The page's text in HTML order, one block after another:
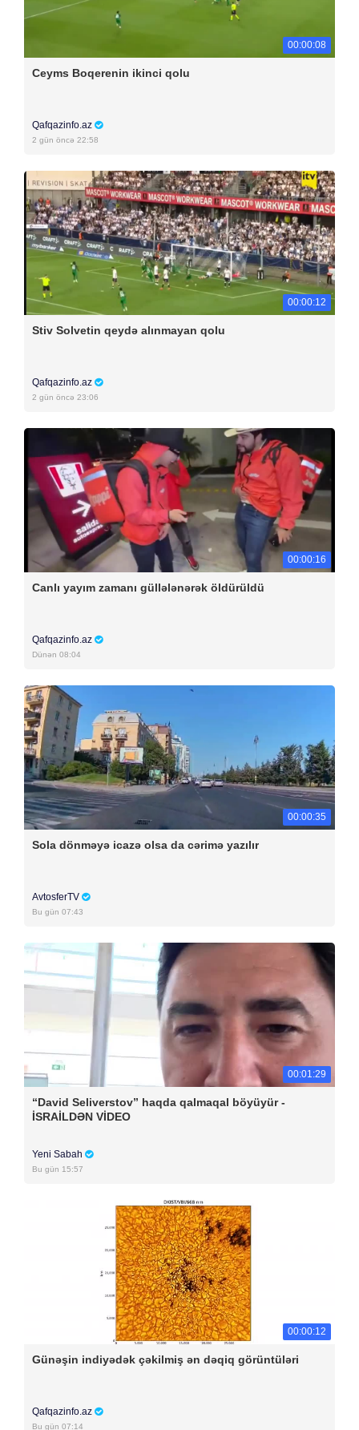
00:00:08
Ceyms Boqerenin ikinci qolu
Qafqazinfo.az
2 gün öncə 22:58
00:00:12
Stiv Solvetin qeydə alınmayan qolu
Qafqazinfo.az
2 gün öncə 23:06
00:00:16
Canlı yayım zamanı güllələnərək öldürüldü
Qafqazinfo.az
Dünən 08:04
00:00:35
Sola dönməyə icazə olsa da cərimə yazılır
AvtosferTV
Bu gün 07:43
00:01:29
“David Seliverstov” haqda qalmaqal böyüyür -
İSRAİLDƏN VİDEO
Yeni Sabah
Bu gün 15:57
00:00:12
Günəşin indiyədək çəkilmiş ən dəqiq görüntüləri
Qafqazinfo.az
Bu gün 07:14